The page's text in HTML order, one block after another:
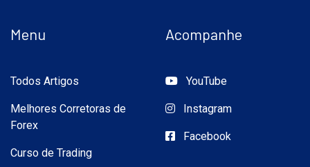
Menu
Todos Artigos
Melhores Corretoras de
Forex
Curso de Trading
Acompanhe
YouTube
Instagram
Facebook